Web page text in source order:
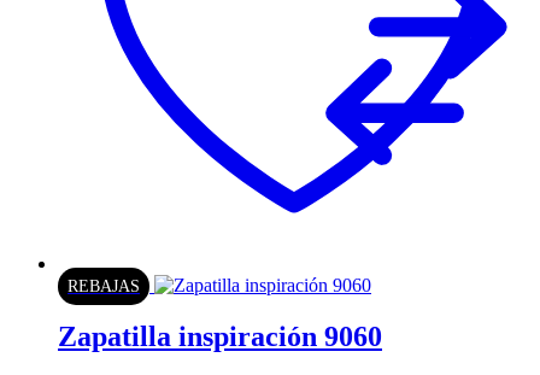
REBAJAS
Zapatilla inspiración 9060